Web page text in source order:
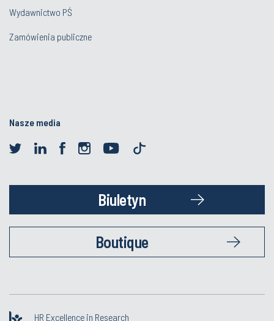
Wydawnictwo PŚ
Zamówienia publiczne
Nasze media
Biuletyn
Boutique
HR Excellence in Research